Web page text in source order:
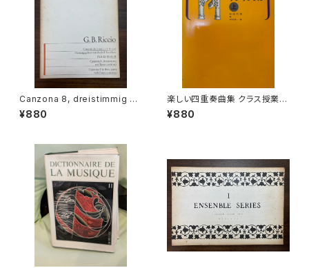
Canzona 8, dreistimmig mi
t Basso continuo【著者：GIO
VANNI BATTISTA RICCIO】
¥880
楽しい四重奏曲集 クラス授業の
ためのリコーダーアンサンブル
上【編著：田中良徳】出版社：全
¥880